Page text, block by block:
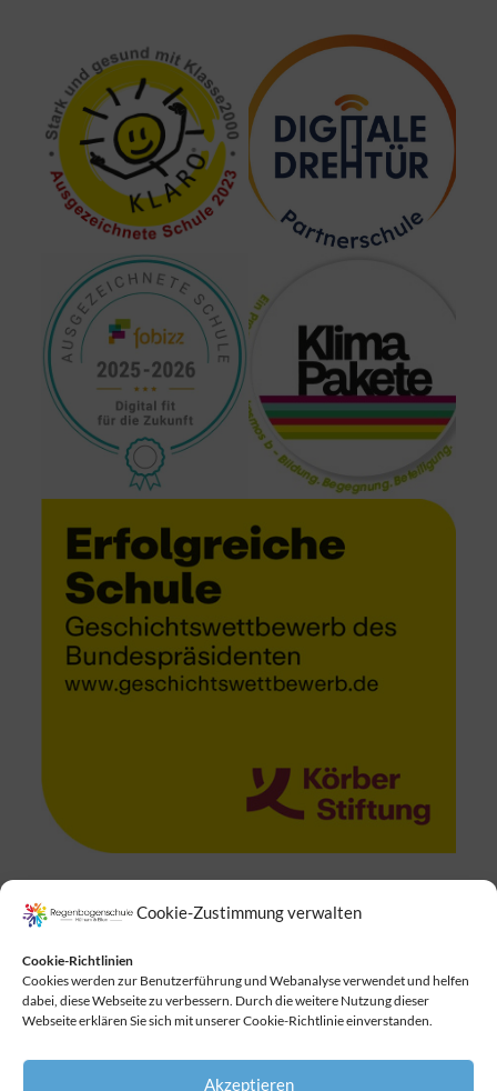
Cookie-Zustimmung verwalten
Cookie-Richtlinien
Cookies werden zur Benutzerführung und Webanalyse verwendet und helfen
dabei, diese Webseite zu verbessern. Durch die weitere Nutzung dieser
Webseite erklären Sie sich mit unserer Cookie-Richtlinie einverstanden.
Akzeptieren